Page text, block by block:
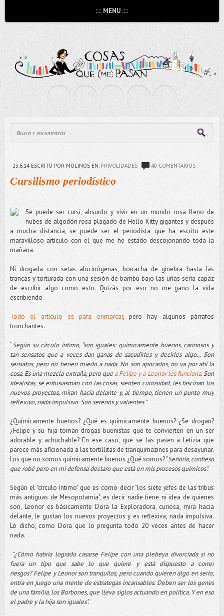
:::: MENU ::::
23.6.14ESCRITO POR MOLINOS EN: FRIVOLIDADES 40 COMENTARIOS
Cursilismo periodístico
Se puede ser cursi, absurdo y vivir en un mundo rosa lleno de
nubes de algodón rosa plagado de Hello Kitty gigantes y después
a mucha distancia, se puede ser el periodista que ha escrito este
maravilloso artículo con el que me he estado descojonando toda la
mañana.
Ni drogada con setas alucinógenas, borracha de ginebra hasta las
trancas y torturada con una sesión de bambú bajo las uñas sería capaz
de escribir algo como esto. Quizás por eso no me gano la vida
escribiendo.
Todo el artículo es para enmarcar, pero hay algunos párrafos
tronchantes.
“Según su círculo íntimo, “son iguales: químicamente buenos, cariñosos y
tan sensatos que a veces dan ganas de sacudirles y decirles algo… Son
sensatos, pero no tienen miedo a nada. No son apocados, no va por ahí la
cosa.Es una mezcla extraña, pero que a Felipe y a Leonor les funciona. Son
idealistas, se entusiasman con las cosas, sienten curiosidad, les fascinan los
nuevos proyectos, miran hacia delante y, al tiempo, tienen un punto muy
reflexivo, nada impulsivo. Son serenos y valientes."
¿Químicamente buenos? ¿Qué es químicamente buenos? ¿Se drogan?
¿Felipe y su hija toman drogas buenistas que te convierten en un ser
adorable y achuchable? En ese caso, que se las pasen a Letizia que
parece más aficionada a las tortillitas de tranquimazines para desayunar.
Los que no somos químicamente buenos ¿Qué somos? "Señoría, confieso
que robé pero en mi defensa declaro que está en mis procesos químicos".
Según el "círculo íntimo" que es como decir "los siete jefes de las tribus
más antiguas de Mesopotamia", es decir nadie tiene ni idea de quienes
son, Leonor es básicamente Dora la Exploradora, curiosa, mira hacia
delante, le gustan los nuevos proyectos y es reflexiva, nada impulsiva.
Lo dicho, como Dora que lo pregunta todo 20 veces antes de hacer
nada.
"¿Cómo habría logrado casarse Felipe con una plebeya divorciada si no
fuera un tipo que sabe lo que quiere y está dispuesto a correr
riesgos?Felipe y Leonor son tranquilos, pero cuando quieren algo en serio,
entra en juego una mente de estrategas incansables. Deben ser los genes
de una familia, los Borbones, que lleva siglos actuando en política. Y en eso
el padre y la hija son iguales”.